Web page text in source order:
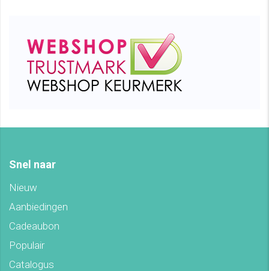
Snel naar
Nieuw
Aanbiedingen
Cadeaubon
Populair
Catalogus